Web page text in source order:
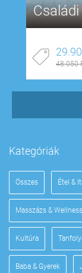
48.050
Kategóriák
Összes Étel &
Masszázs & Wellness
Kultúra
Baba & Gyerek